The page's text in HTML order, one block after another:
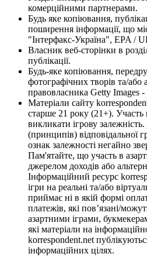
комерційними партнерами.
Будь яке копіювання,
поширення інформації, що
"Інтерфакс-Україна", EPA /
Власник веб-сторінки в
публікації.
Будь-яке копіювання,
фотографічних творів та/або
правовласника Getty Images -
Матеріали сайту
старше 21 року (21+). Участь
викликати ігрову
(принципів) відповідальної
ознак залежності негайно
Пам'ятайте, що участь в
джерелом доходів або
Інформаційний ресурс
ігри на реальні та/або
приймає ні в якій формі
платежів, які пов’язані/
азартними іграми,
які матеріали на
korrespondent.net
інформаційних цілях.